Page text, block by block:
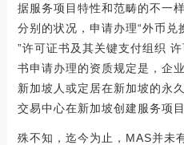
据服务项目特性和范畴的不一
分别的状况，申请办理“外币兑
”许可证书及其关键支付组织
书申请办理的资质规定是，企
新加坡人或定居在新加坡的永
交易中心在新加坡创建服务项
殊不知，迄今为止，MAS并未